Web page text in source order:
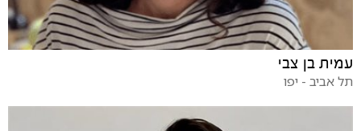
עמית בן צבי
תל אביב - יפו